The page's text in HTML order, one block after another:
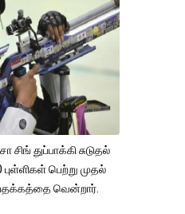
துப்பாக்கி சுடுதல்
புள்ளிகள் பெற்று முதல்
வென்றார்.